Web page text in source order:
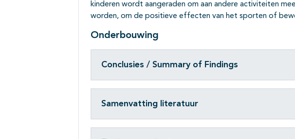
kinderen wordt aangeraden om aan andere activiteiten
worden, om de positieve effecten van het sporten of
Onderbouwing
Conclusies / Summary of Findings
Samenvatting literatuur